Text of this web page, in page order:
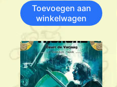
Toevoegen aan
winkelwagen